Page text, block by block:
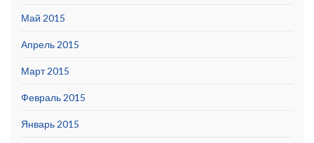
Май 2015
Апрель 2015
Март 2015
Февраль 2015
Январь 2015